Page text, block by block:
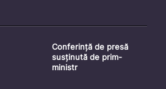
Conferință de presă
susținută de prim-
ministr